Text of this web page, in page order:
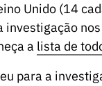
Unido (14
investigação
a lista de
para a